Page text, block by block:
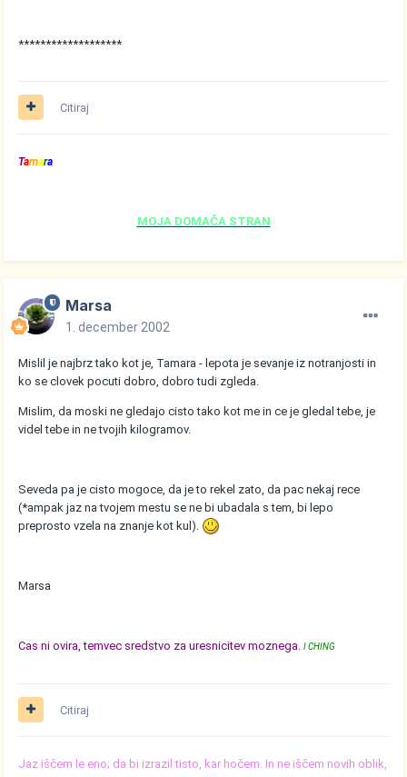
*******************
Citiraj
Tamara
MOJA DOMAČA STRAN
Marsa
1. december 2002
Mislil je najbrz tako kot je, Tamara - lepota je sevanje iz notranjosti in
ko se clovek pocuti dobro, dobro tudi zgleda.
Mislim, da moski ne gledajo cisto tako kot me in ce je gledal tebe, je
videl tebe in ne tvojih kilogramov.
Seveda pa je cisto mogoce, da je to rekel zato, da pac nekaj rece
(*ampak jaz na tvojem mestu se ne bi ubadala s tem, bi lepo
preprosto vzela na znanje kot kul).
Marsa
Cas ni ovira, temvec sredstvo za uresnicitev moznega. I CHING
Citiraj
Jaz iščem le eno; da bi izrazil tisto, kar hočem. In ne iščem novih oblik,